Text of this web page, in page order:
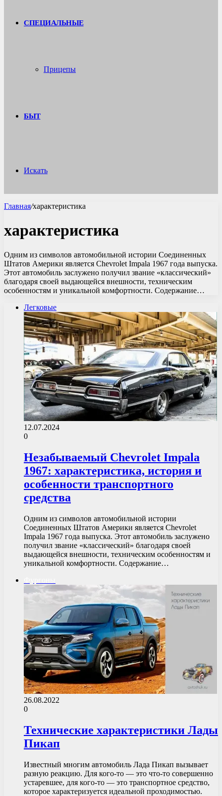
СПЕЦИАЛЬНЫЕ
Прицепы
БЫТ
Искать
Главная/характеристика
характеристика
Одним из символов автомобильной истории Соединенных
Штатов Америки является Chevrolet Impala 1967 года выпуска.
Этот автомобиль заслужено получил звание «классический»
благодаря своей выдающейся внешности, техническим
особенностям и уникальной комфортности. Содержание…
Легковые
12.07.2024
0
Незабываемый Chevrolet Impala
1967: характеристика, история и
особенности транспортного
средства
Одним из символов автомобильной истории
Соединенных Штатов Америки является Chevrolet
Impala 1967 года выпуска. Этот автомобиль заслужено
получил звание «классический» благодаря своей
выдающейся внешности, техническим особенностям и
уникальной комфортности. Содержание…
26.08.2022
0
Технические характеристики Лады
Пикап
Известный многим автомобиль Лада Пикап вызывает
разную реакцию. Для кого-то — это что-то совершенно
устаревшее, для кого-то — это транспортное средство,
которое характеризуется идеальной проходимостью.